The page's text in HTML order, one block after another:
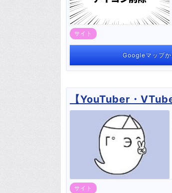
サイト
Googleマップか
【YouTuber・
サイト